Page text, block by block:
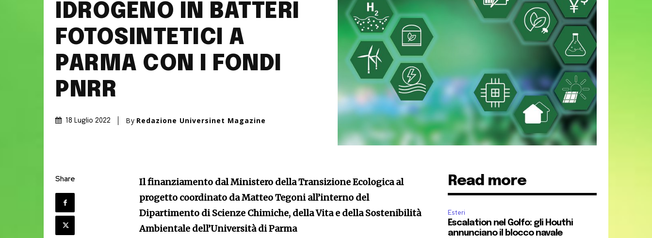
IDROGENO IN BATTERI
FOTOSINTETICI A
PARMA CON I FONDI
PNRR
18 Luglio 2022 By Redazione Universinet Magazine
Share
Il finanziamento dal Ministero della Transizione Ecologica al
progetto coordinato da Matteo Tegoni all’interno del
Dipartimento di Scienze Chimiche, della Vita e della Sostenibilità
Ambientale dell’Università di Parma
Read more
Esteri
Escalation nel Golfo: gli Houthi
annunciano il blocco navale